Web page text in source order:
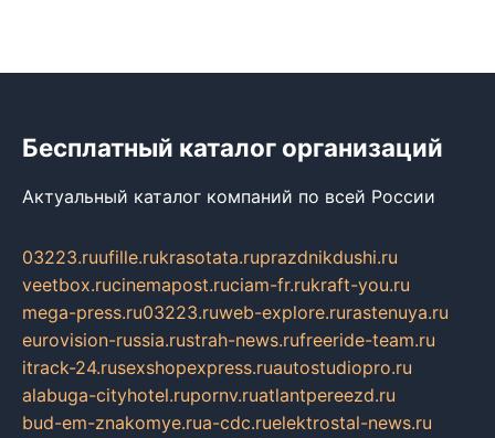
Бесплатный каталог организаций
Актуальный каталог компаний по всей России
03223.ruufille.rukrasotata.ruprazdnikdushi.ru
veetbox.rucinemapost.ruciam-fr.rukraft-you.ru
mega-press.ru03223.ruweb-explore.rurastenuya.ru
eurovision-russia.rustrah-news.rufreeride-team.ru
itrack-24.rusexshopexpress.ruautostudiopro.ru
alabuga-cityhotel.rupornv.ruatlantpereezd.ru
bud-em-znakomye.rua-cdc.ruelektrostal-news.ru